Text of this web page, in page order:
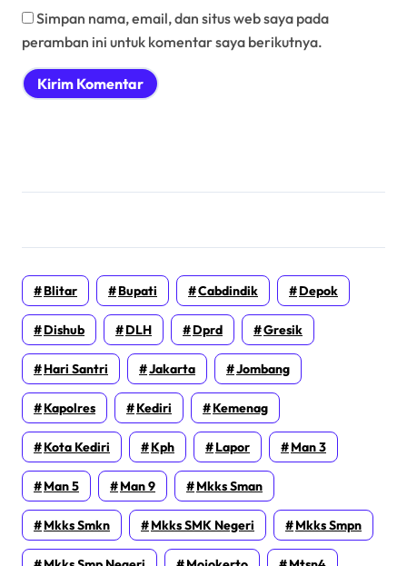
Simpan nama, email, dan situs web saya pada
peramban ini untuk komentar saya berikutnya.
Blitar Bupati Cabdindik Depok
Dishub DLH Dprd Gresik
Hari Santri Jakarta Jombang
Kapolres Kediri Kemenag
Kota Kediri Kph Lapor Man 3
Man 5 Man 9 Mkks Sman
Mkks Smkn Mkks SMK Negeri Mkks Smpn